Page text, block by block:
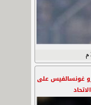
غونسالفيس على